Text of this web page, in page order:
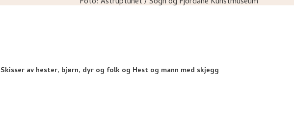
Skisser av hester, bjørn, dyr og folk og Hest og mann med skjegg